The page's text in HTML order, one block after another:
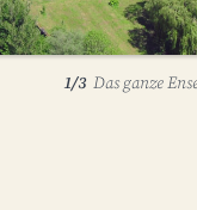
1/3Das ganze